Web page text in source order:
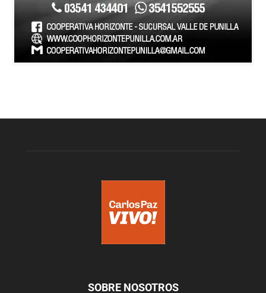
SOBRE NOSOTROS